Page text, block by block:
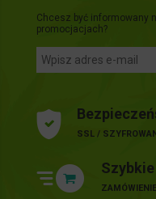
Chcesz być informowany
promocjacjach?
SSL /